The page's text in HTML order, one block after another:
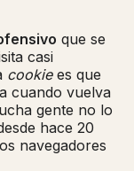
que se
casi
cookiees que
cuando vuelva
gente no lo
hace 20
navegadores